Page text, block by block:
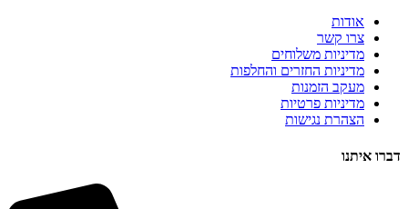
אודות
צרו קשר
מדיניות משלוחים
מדיניות החזרים והחלפות
מעקב הזמנות
מדיניות פרטיות
הצהרת נגישות
דברו איתנו